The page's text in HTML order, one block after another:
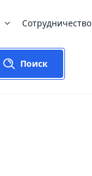
Сотрудничество
Поиск